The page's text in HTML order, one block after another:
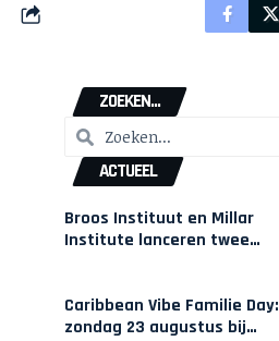
ZOEKEN...
ACTUEEL
Broos Instituut en Millar
Institute lanceren twee
Caribbean Vibe Familie Day:
zondag 23 augustus bij